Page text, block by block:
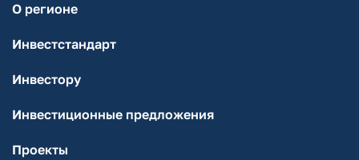
О регионе
Инвестстандарт
Инвестору
Инвестиционные предложения
Проекты